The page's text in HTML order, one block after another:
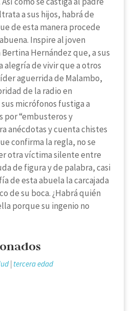
a sus hijos, habrá de
de esta manera procede
Inspire al joven
Hernández que, a sus
alegría de vivir que a otros
aguerrida de Malambo,
de la radio en
micrófonos fustiga a
por “embusteros y
anécdotas y cuenta chistes
confirma la regla, no se
otra víctima silente entre
de figura y de palabra, casi
de esta abuela la carcajada
de su boca. ¿Habrá quién
porque su ingenio no
| tercera edad